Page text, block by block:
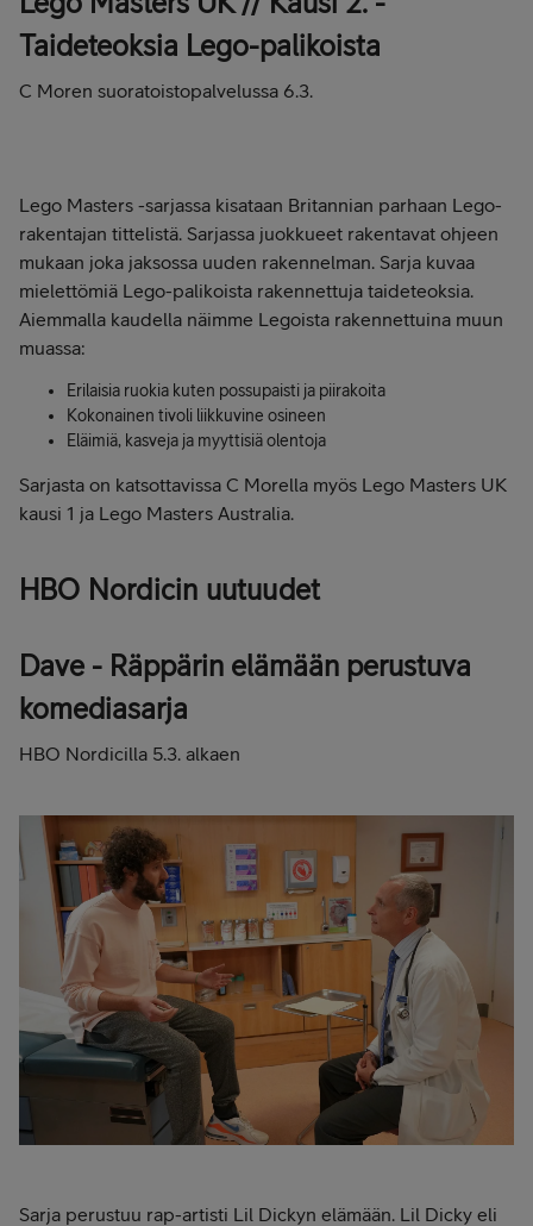
Taideteoksia Lego-palikoista
C Moren suoratoistopalvelussa 6.3.
Lego Masters -sarjassa kisataan Britannian parhaan Lego-
rakentajan tittelistä. Sarjassa juokkueet rakentavat ohjeen
mukaan joka jaksossa uuden rakennelman. Sarja kuvaa
mielettömiä Lego-palikoista rakennettuja taideteoksia.
Aiemmalla kaudella näimme Legoista rakennettuina muun
muassa:
Erilaisia ruokia kuten possupaisti ja piirakoita
Kokonainen tivoli liikkuvine osineen
Eläimiä, kasveja ja myyttisiä olentoja
Sarjasta on katsottavissa C Morella myös Lego Masters UK
kausi 1 ja Lego Masters Australia.
HBO Nordicin uutuudet
Dave - Räppärin elämään perustuva
komediasarja
HBO Nordicilla 5.3. alkaen
Sarja perustuu rap-artisti Lil Dickyn elämään. Lil Dicky eli